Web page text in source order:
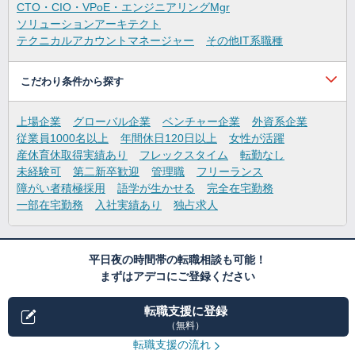
CTO・CIO・VPoE・エンジニアリングMgr
ソリューションアーキテクト
テクニカルアカウントマネージャー
その他IT系職種
こだわり条件から探す
上場企業 グローバル企業 ベンチャー企業
外資系企業
従業員1000名以上
年間休日120日以上
女性が活躍
産休育休取得実績あり
フレックスタイム
転勤なし
未経験可
第二新卒歓迎 管理職
フリーランス
障がい者積極採用
語学が生かせる
完全在宅勤務
一部在宅勤務
入社実績あり 独占求人
平日夜の時間帯の転職相談も可能！
まずはアデコにご登録ください
転職支援に登録
（無料）
転職支援の流れ